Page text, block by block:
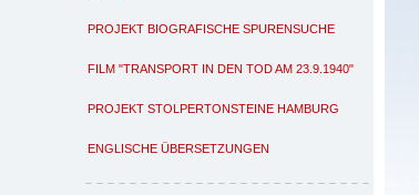
PROJEKT BIOGRAFISCHE SPURENSUCHE
FILM "TRANSPORT IN DEN TOD AM 23.9.1940"
PROJEKT STOLPERTONSTEINE HAMBURG
ENGLISCHE ÜBERSETZUNGEN